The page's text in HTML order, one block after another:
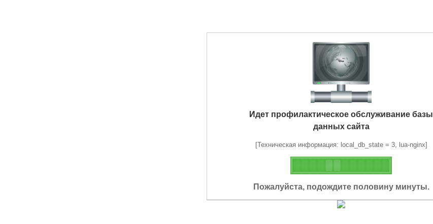
Идет профилактическое обслуживание базы
данных сайта
[Техническая информация: local_db_state = 3, lua-nginx]
Пожалуйста, подождите половину минуты.